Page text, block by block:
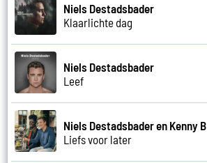
Niels Destadsbader
Klaarlichte dag
Niels Destadsbader
Leef
Niels Destadsbader en Kenny B
Liefs voor later